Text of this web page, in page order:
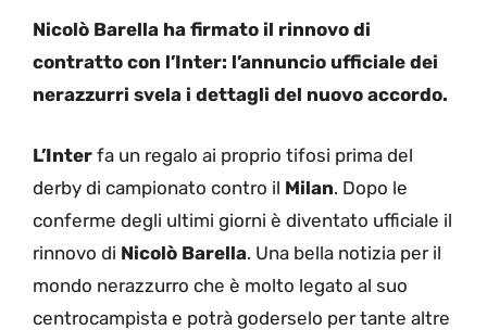
Nicolò Barella ha firmato il rinnovo di
contratto con l’Inter: l’annuncio ufficiale dei
nerazzurri svela i dettagli del nuovo accordo.
L’Inter fa un regalo ai proprio tifosi prima del
derby di campionato contro il Milan. Dopo le
conferme degli ultimi giorni è diventato ufficiale il
rinnovo di Nicolò Barella. Una bella notizia per il
mondo nerazzurro che è molto legato al suo
centrocampista e potrà goderselo per tante altre